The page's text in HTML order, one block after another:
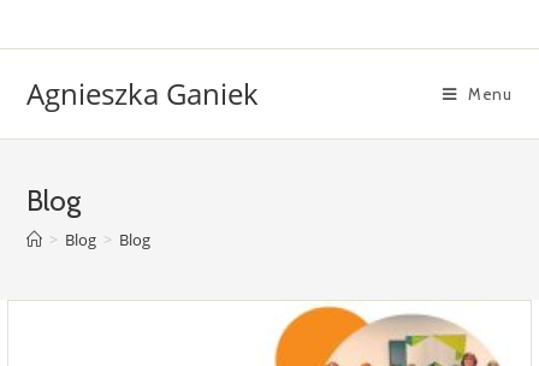
to
Agnieszka Ganiek Menu
Blog
> Blog > Blog